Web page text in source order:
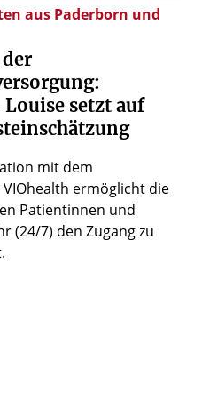
aus Paderborn und
der
Louise setzt auf
mit dem
ermöglicht die
Patientinnen und
(24/7) den Zugang zu